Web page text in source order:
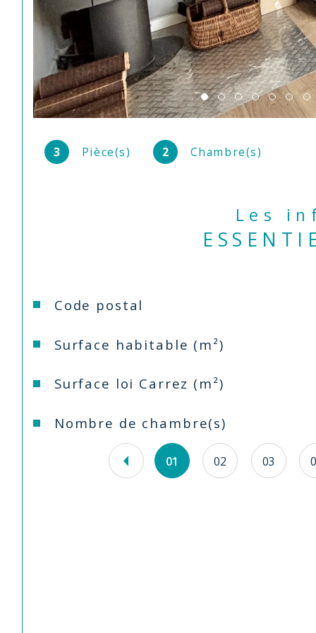
3 Pièce(s) 2 Chambre(s)
Les
Caractéristiques Valeurs
Code postal
Surface habitable (m²)
Surface loi Carrez (m²)
Nombre de chambre(s)
01 02 03